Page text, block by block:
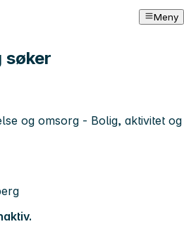
Meny
søker
og omsorg - Bolig, aktivitet og